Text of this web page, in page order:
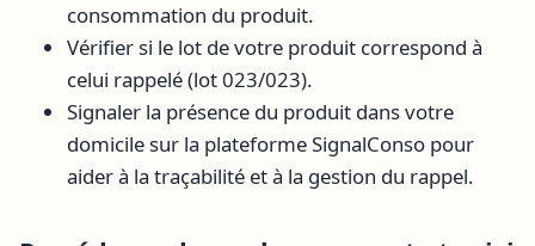
consommation du produit.
Vérifier si le lot de votre produit correspond à
celui rappelé (lot 023/023).
Signaler la présence du produit dans votre
domicile sur la plateforme SignalConso pour
aider à la traçabilité et à la gestion du rappel.